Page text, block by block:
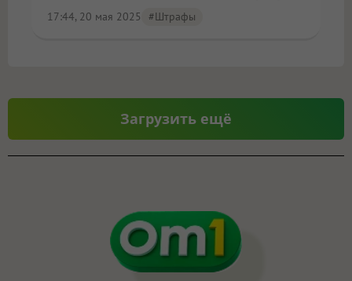
17:44, 20 мая 2025 #штрафы
Загрузить ещё